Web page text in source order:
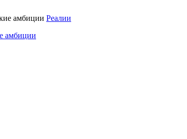
Реалии
амбиции